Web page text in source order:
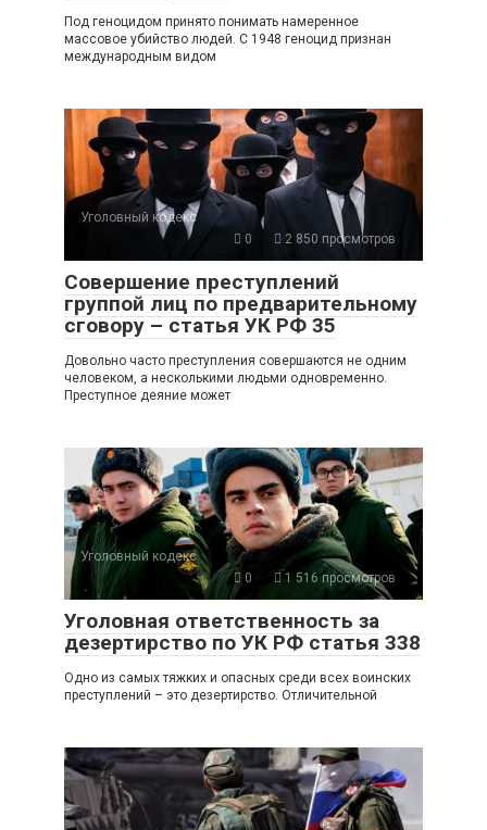
Под геноцидом принято понимать намеренное
массовое убийство людей. С 1948 геноцид признан
международным видом
Уголовный кодекс
0
2 850 просмотров
Совершение преступлений
группой лиц по предварительному
сговору – статья УК РФ 35
Довольно часто преступления совершаются не одним
человеком, а несколькими людьми одновременно.
Преступное деяние может
Уголовный кодекс
0
1 516 просмотров
Уголовная ответственность за
дезертирство по УК РФ статья 338
Одно из самых тяжких и опасных среди всех воинских
преступлений – это дезертирство. Отличительной